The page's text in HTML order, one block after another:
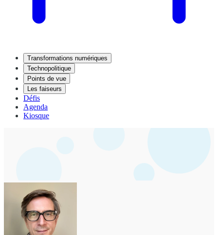
Transformations numériques
Technopolitique
Points de vue
Les faiseurs
Défis
Agenda
Kiosque